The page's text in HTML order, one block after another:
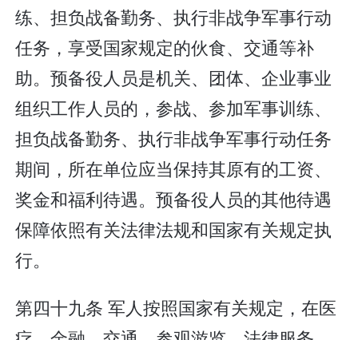
练、担负战备勤务、执行非战争军事行动
任务，享受国家规定的伙食、交通等补
助。预备役人员是机关、团体、企业事业
组织工作人员的，参战、参加军事训练、
担负战备勤务、执行非战争军事行动任务
期间，所在单位应当保持其原有的工资、
奖金和福利待遇。预备役人员的其他待遇
保障依照有关法律法规和国家有关规定执
行。
第四十九条 军人按照国家有关规定，在医